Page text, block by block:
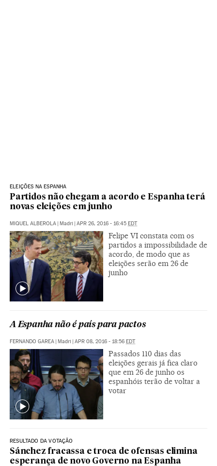
ELEIÇÕES NA ESPANHA
Partidos não chegam a acordo e Espanha terá
novas eleições em junho
MIQUEL ALBEROLA | Madri | APR 26, 2016 - 16:45 EDT
Felipe VI constata com os
partidos a impossibilidade de
acordo, de modo que as
eleições serão em 26 de
junho
A Espanha não é país para pactos
FERNANDO GAREA | Madri | APR 08, 2016 - 18:56 EDT
Passados 110 dias das
eleições gerais já fica claro
que em 26 de junho os
espanhóis terão de voltar a
votar
RESULTADO DA VOTAÇÃO
Sánchez fracassa e troca de ofensas elimina
esperança de novo Governo na Espanha